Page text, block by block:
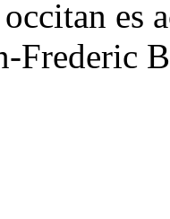
es
Frederic